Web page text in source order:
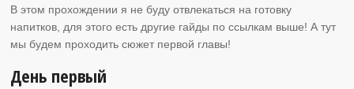
В этом прохождении я не буду отвлекаться на готовку
напитков, для этого есть другие гайды по ссылкам выше! А тут
мы будем проходить сюжет первой главы!
День первый